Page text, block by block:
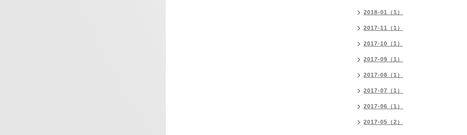
2018-01（1）
2017-11（1）
2017-10（1）
2017-09（1）
2017-08（1）
2017-07（1）
2017-06（1）
2017-05（2）